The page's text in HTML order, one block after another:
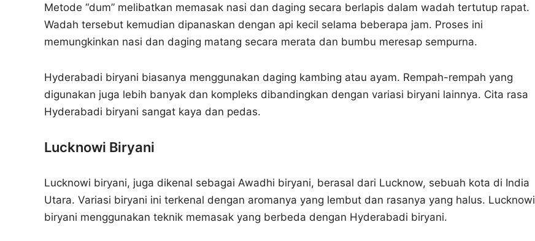
Metode “dum” melibatkan memasak nasi dan daging secara berlapis dalam wadah tertutup rapat.
Wadah tersebut kemudian dipanaskan dengan api kecil selama beberapa jam. Proses ini
memungkinkan nasi dan daging matang secara merata dan bumbu meresap sempurna.
Hyderabadi biryani biasanya menggunakan daging kambing atau ayam. Rempah-rempah yang
digunakan juga lebih banyak dan kompleks dibandingkan dengan variasi biryani lainnya. Cita rasa
Hyderabadi biryani sangat kaya dan pedas.
Lucknowi Biryani
Lucknowi biryani, juga dikenal sebagai Awadhi biryani, berasal dari Lucknow, sebuah kota di India
Utara. Variasi biryani ini terkenal dengan aromanya yang lembut dan rasanya yang halus. Lucknowi
biryani menggunakan teknik memasak yang berbeda dengan Hyderabadi biryani.